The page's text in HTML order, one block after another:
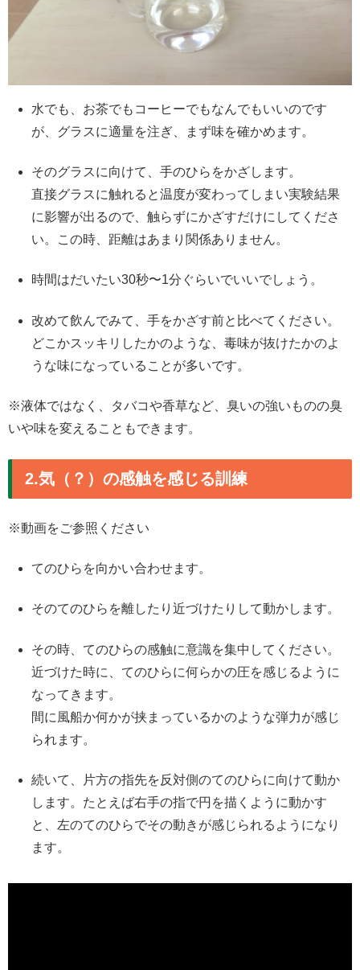
水でも、お茶でもコーヒーでもなんでもいいのです
が、グラスに適量を注ぎ、まず味を確かめます。
そのグラスに向けて、手のひらをかざします。
直接グラスに触れると温度が変わってしまい実験結果
に影響が出るので、触らずにかざすだけにしてくださ
い。この時、距離はあまり関係ありません。
時間はだいたい30秒〜1分ぐらいでいいでしょう。
改めて飲んでみて、手をかざす前と比べてください。
どこかスッキリしたかのような、毒味が抜けたかのよ
うな味になっていることが多いです。
※液体ではなく、タバコや香草など、臭いの強いものの臭
いや味を変えることもできます。
2.気（？）の感触を感じる訓練
※動画をご参照ください
てのひらを向かい合わせます。
そのてのひらを離したり近づけたりして動かします。
その時、てのひらの感触に意識を集中してください。
近づけた時に、てのひらに何らかの圧を感じるように
なってきます。
間に風船か何かが挟まっているかのような弾力が感じ
られます。
続いて、片方の指先を反対側のてのひらに向けて動か
します。たとえば右手の指で円を描くように動かす
と、左のてのひらでその動きが感じられるようになり
ます。